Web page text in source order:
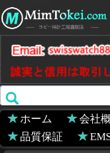
ホーム 会社
品質保証